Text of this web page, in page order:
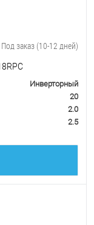
Под заказ (10-12 дней)
Инверторный
20
2.0
2.5